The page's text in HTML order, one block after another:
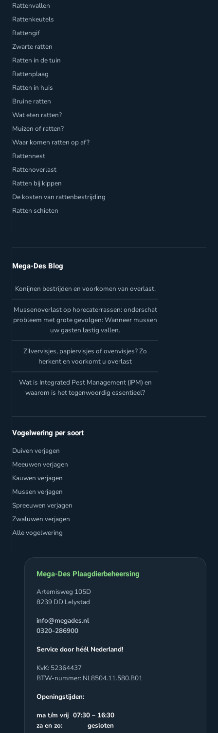
Rattenvallen
Rattenkeutels
Rattengif
Zwarte ratten
Ratten in de tuin
Rattenplaag
Ratten in huis
Bruine ratten
Wat eten ratten?
Muizen of ratten?
Waar komen ratten op af?
Rattennest
Rattenoverlast
Ratten bij kippen
De kosten van rattenbestrijding
Ratten schieten
Mega-Des Blog
Konijnen bestrijden en voorkomen van overlast.
Mussenoverlast op horecaterrassen: onderschat
probleem met grote gevolgen: Wanneer mussen
uw gasten lastig vallen.
Zilvervisjes, papiervisjes of ovenvisjes? Zo
herkent en voorkomt u overlast
Wat is Integrated Pest Management (IPM) en
waarom is het tegenwoordig essentieel?
Vogelwering per soort
Duiven verjagen
Meeuwen verjagen
Kauwen verjagen
Mussen verjagen
Spreeuwen verjagen
Zwaluwen verjagen
Alle vogelwering
Mega-Des Plaagdierbeheersing
Artemisweg 105D
8239 DD Lelystad
info@megades.nl
0320-286900
Service door héél Nederland!
KvK: 52364437
BTW-nummer: NL8504.11.580.B01
Openingstijden:
ma t/m vrij 07:30 – 16:30
za en zo: gesloten